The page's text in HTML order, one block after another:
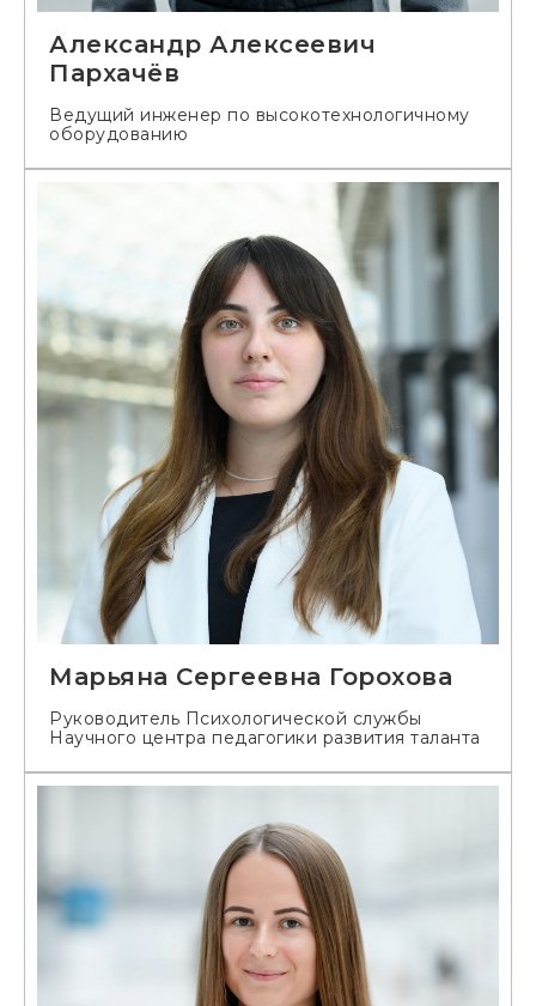
Александр Алексеевич
Пархачёв
Ведущий инженер по высокотехнологичному
оборудованию
Марьяна Сергеевна Горохова
Руководитель Психологической службы
Научного центра педагогики развития таланта